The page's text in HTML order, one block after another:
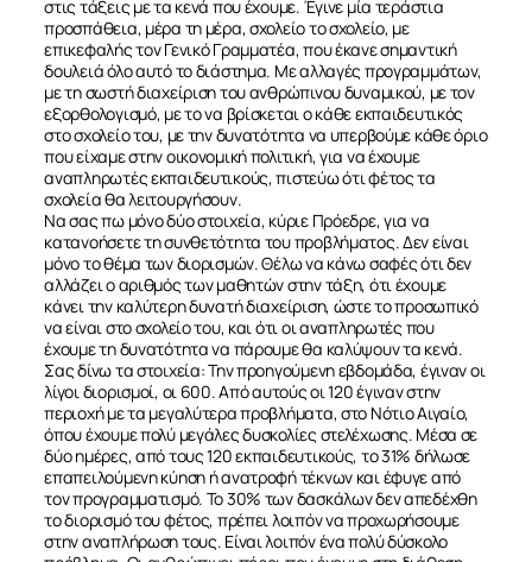
ΣΧΕΤΙΚΑ
ΝΕΑ
ΕΠΙΚΟΙΝΩΝΙΑ
στις τάξεις με τα κενά που έχουμε. Έγινε μία τεράστια
προσπάθεια, μέρα τη μέρα, σχολείο το σχολείο, με
επικεφαλής τον Γενικό Γραμματέα, που έκανε σημαντική
δουλειά όλο αυτό το διάστημα. Με αλλαγές προγραμμάτων,
με τη σωστή διαχείριση του ανθρώπινου δυναμικού, με τον
εξορθολογισμό, με το να βρίσκεται ο κάθε εκπαιδευτικός
στο σχολείο του, με την δυνατότητα να υπερβούμε κάθε όριο
που είχαμε στην οικονομική πολιτική, για να έχουμε
αναπληρωτές εκπαιδευτικούς, πιστεύω ότι φέτος τα
σχολεία θα λειτουργήσουν.
Να σας πω μόνο δύο στοιχεία, κύριε Πρόεδρε, για να
κατανοήσετε τη συνθετότητα του προβλήματος. Δεν είναι
μόνο το θέμα των διορισμών. Θέλω να κάνω σαφές ότι δεν
αλλάζει ο αριθμός των μαθητών στην τάξη, ότι έχουμε
κάνει την καλύτερη δυνατή διαχείριση, ώστε το προσωπικό
να είναι στο σχολείο του, και ότι οι αναπληρωτές που
έχουμε τη δυνατότητα να πάρουμε θα καλύψουν τα κενά.
Σας δίνω τα στοιχεία: Την προηγούμενη εβδομάδα, έγιναν οι
λίγοι διορισμοί, οι 600. Από αυτούς οι 120 έγιναν στην
περιοχή με τα μεγαλύτερα προβλήματα, στο Νότιο Αιγαίο,
όπου έχουμε πολύ μεγάλες δυσκολίες στελέχωσης. Μέσα σε
δύο ημέρες, από τους 120 εκπαιδευτικούς, το 31% δήλωσε
επαπειλούμενη κύηση ή ανατροφή τέκνων και έφυγε από
τον προγραμματισμό. Το 30% των δασκάλων δεν απεδέχθη
το διορισμό του φέτος, πρέπει λοιπόν να προχωρήσουμε
στην αναπλήρωση τους. Είναι λοιπόν ένα πολύ δύσκολο